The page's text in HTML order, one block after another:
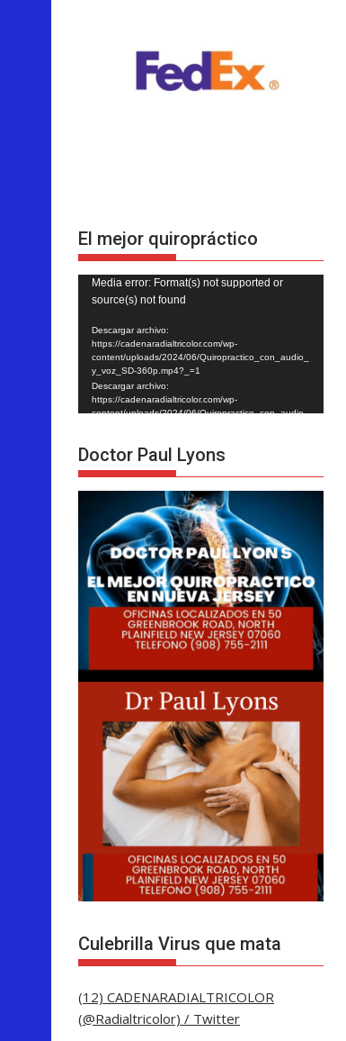
El mejor quiropráctico
Reproductor
de
vídeo
Media error: Format(s) not supported or
source(s) not found
Descargar archivo:
https://cadenaradialtricolor.com/wp-
content/uploads/2024/06/Quiropractico_con_audio_
y_voz_SD-360p.mp4?_=1
Descargar archivo:
https://cadenaradialtricolor.com/wp-
content/uploads/2024/06/Quiropractico_con_audio_
Doctor Paul Lyons
Culebrilla Virus que mata
(12) CADENARADIALTRICOLOR
(@Radialtricolor) / Twitter